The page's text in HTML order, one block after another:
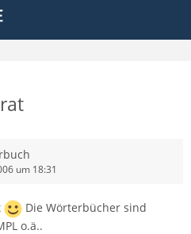
um 18:31
Die Wörterbücher sind
o.ä..